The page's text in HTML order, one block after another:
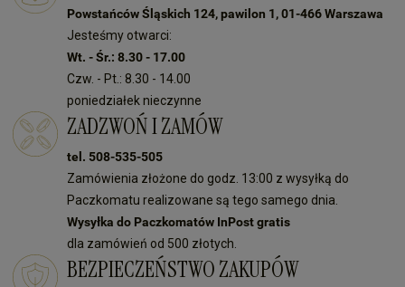
Powstańców Śląskich 124, pawilon 1, 01-466 Warszawa
Jesteśmy otwarci:
Wt. - Śr.: 8.30 - 17.00
Czw. - Pt.: 8.30 - 14.00
poniedziałek nieczynne
ZADZWOŃ I ZAMÓW
tel. 508-535-505
Zamówienia złożone do godz. 13:00 z wysyłką do
Paczkomatu realizowane są tego samego dnia.
Wysyłka do Paczkomatów InPost gratis
dla zamówień od 500 złotych.
BEZPIECZEŃSTWO ZAKUPÓW